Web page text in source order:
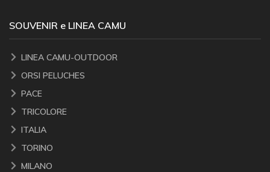
SOUVENIR e LINEA CAMU
LINEA CAMU-OUTDOOR
ORSI PELUCHES
PACE
TRICOLORE
ITALIA
TORINO
MILANO